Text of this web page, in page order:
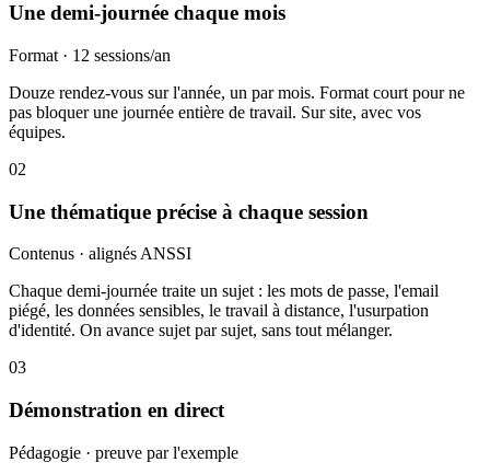
Une demi-journée chaque mois
Format · 12 sessions/an
Douze rendez-vous sur l'année, un par mois. Format court pour ne
pas bloquer une journée entière de travail. Sur site, avec vos
équipes.
02
Une thématique précise à chaque session
Contenus · alignés ANSSI
Chaque demi-journée traite un sujet : les mots de passe, l'email
piégé, les données sensibles, le travail à distance, l'usurpation
d'identité. On avance sujet par sujet, sans tout mélanger.
03
Démonstration en direct
Pédagogie · preuve par l'exemple